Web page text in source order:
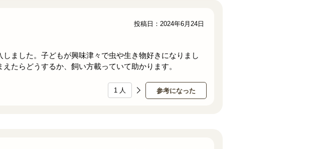
ました。子どもが興味津々で虫や生き物好きになりまし
たらどうするか、飼い方載っていて助かります。
参考になった
1 人
投稿日：2024年6月24日